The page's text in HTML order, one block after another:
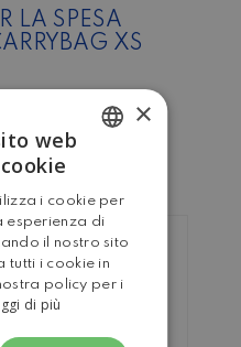
LA SPESA
XS
ENGLISH
×
web
i cookie per
esperienza di
il nostro sito
tutti i cookie in
policy per i
di più